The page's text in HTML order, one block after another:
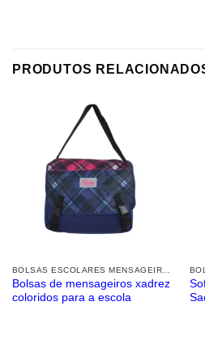
PRODUTOS
Bolsas de mensageiros xadrez
coloridos para a escola